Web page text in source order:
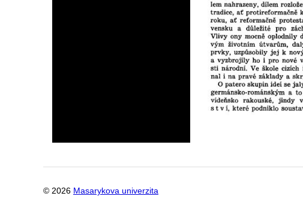
© 2026 Masarykova univerzita